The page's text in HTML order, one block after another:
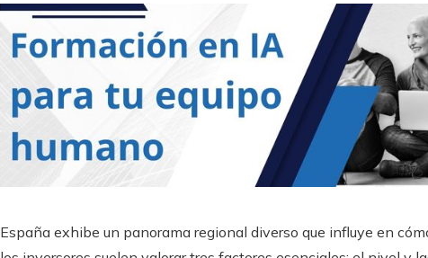
España exhibe un panorama regional diverso que influye en